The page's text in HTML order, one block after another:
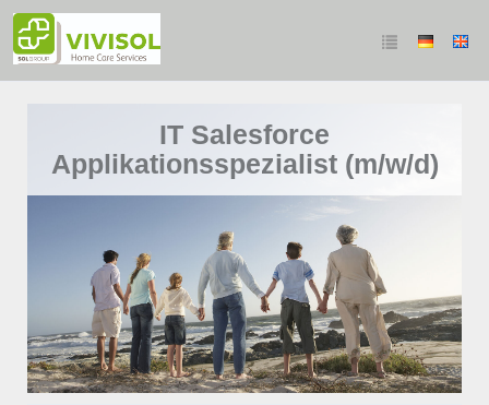
IT Salesforce
Applikationsspezialist (m/w/d)